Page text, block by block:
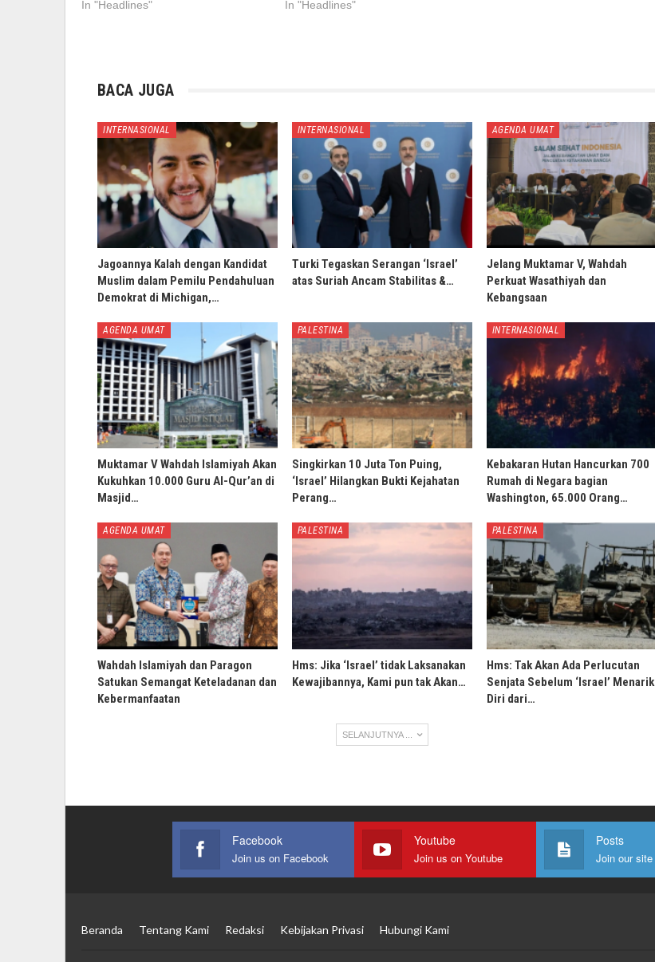
In "Headlines"
In "Headlines"
BACA JUGA
INTERNASIONAL
Jagoannya Kalah dengan Kandidat
Muslim dalam Pemilu Pendahuluan
Demokrat di Michigan,…
INTERNASIONAL
Turki Tegaskan Serangan ‘Israel’
atas Suriah Ancam Stabilitas &…
AGENDA UMAT
Jelang Muktamar V, Wahdah
Perkuat Wasathiyah dan
Kebangsaan
AGENDA UMAT
Muktamar V Wahdah Islamiyah Akan
Kukuhkan 10.000 Guru Al-Qur’an di
Masjid…
PALESTINA
Singkirkan 10 Juta Ton Puing,
‘Israel’ Hilangkan Bukti Kejahatan
Perang…
INTERNASIONAL
Kebakaran Hutan Hancurkan 700
Rumah di Negara bagian
Washington, 65.000 Orang…
AGENDA UMAT
Wahdah Islamiyah dan Paragon
Satukan Semangat Keteladanan dan
Kebermanfaatan
PALESTINA
Hms: Jika ‘Israel’ tidak Laksanakan
Kewajibannya, Kami pun tak Akan…
PALESTINA
Hms: Tak Akan Ada Perlucutan
Senjata Sebelum ‘Israel’ Menarik
Diri dari…
SELANJUTNYA ...
Facebook
Join us on Facebook
Youtube
Join us on Youtube
Posts
Join our site
Beranda Tentang Kami Redaksi Kebijakan Privasi Hubungi Kami